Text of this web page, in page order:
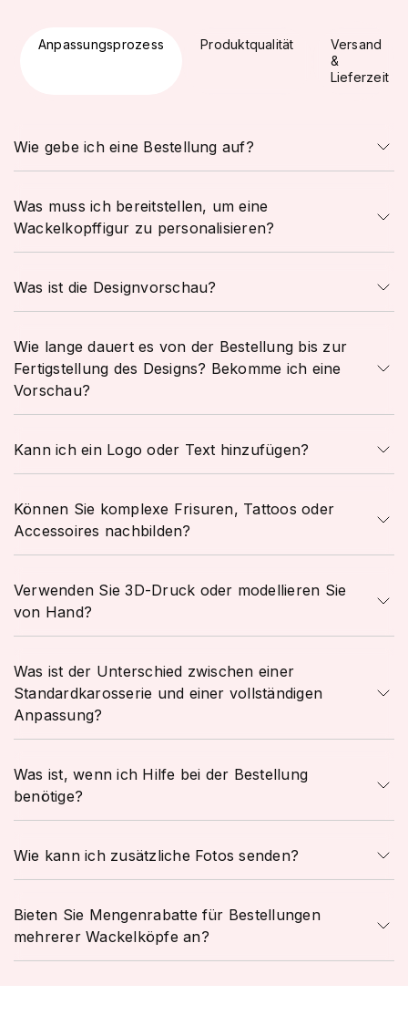
Anpassungsprozess Produktqualität
Versand
&
Lieferzeit
Wie gebe ich eine Bestellung auf?
Was muss ich bereitstellen, um eine
Wackelkopffigur zu personalisieren?
Was ist die Designvorschau?
Wie lange dauert es von der Bestellung bis zur
Fertigstellung des Designs? Bekomme ich eine
Vorschau?
Kann ich ein Logo oder Text hinzufügen?
Können Sie komplexe Frisuren, Tattoos oder
Accessoires nachbilden?
Verwenden Sie 3D-Druck oder modellieren Sie
von Hand?
Was ist der Unterschied zwischen einer
Standardkarosserie und einer vollständigen
Anpassung?
Was ist, wenn ich Hilfe bei der Bestellung
benötige?
Wie kann ich zusätzliche Fotos senden?
Bieten Sie Mengenrabatte für Bestellungen
mehrerer Wackelköpfe an?